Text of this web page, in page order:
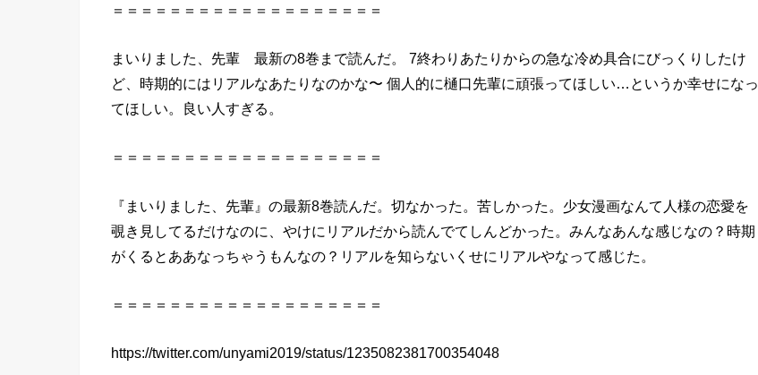
＝＝＝＝＝＝＝＝＝＝＝＝＝＝＝＝＝＝＝
まいりました、先輩 最新の8巻 まで読んだ。 7終わりあたりからの急な冷め具合にびっくりしたけ
ど、時期的にはリアルなあたりなのかな〜 個人的に樋口先輩に頑張ってほしい…というか幸せになっ
てほしい。良い人すぎる。
＝＝＝＝＝＝＝＝＝＝＝＝＝＝＝＝＝＝＝
『 まいりました、先輩 』の最新8巻読んだ。切なかった。苦しかった。少女漫画なんて人様の恋愛を
覗き見してるだけなのに、やけにリアルだから読んでてしんどかった。みんなあんな感じなの？時期
がくるとああなっちゃうもんなの？リアルを知らないくせにリアルやなって感じた。
＝＝＝＝＝＝＝＝＝＝＝＝＝＝＝＝＝＝＝
https://twitter.com/unyami2019/status/1235082381700354048